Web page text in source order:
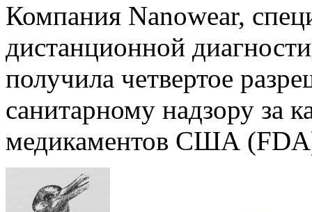
Компания Nanowear,
дистанционной
получила четвертое
санитарному надзору за
медикаментов США